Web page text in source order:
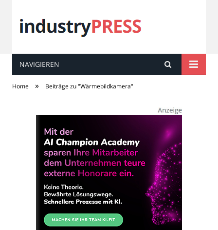
industryPRESS
NAVIGIEREN
Home » Beiträge zu "Wärmebildkamera"